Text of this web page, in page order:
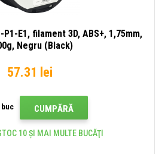
E1, filament 3D, ABS+, 1,75mm,
Negru (Black)
57.31 lei
buc CUMPĂRĂ
10 ȘI MAI MULTE BUCĂŢI